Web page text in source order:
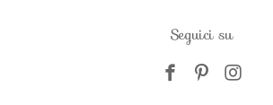
Seguici su